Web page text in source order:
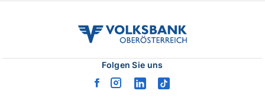
volksbank
ooe
Folgen Sie uns
facebook
instagram
linkedintiktok